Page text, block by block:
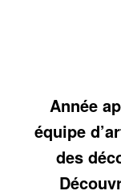
Année
équipe
des